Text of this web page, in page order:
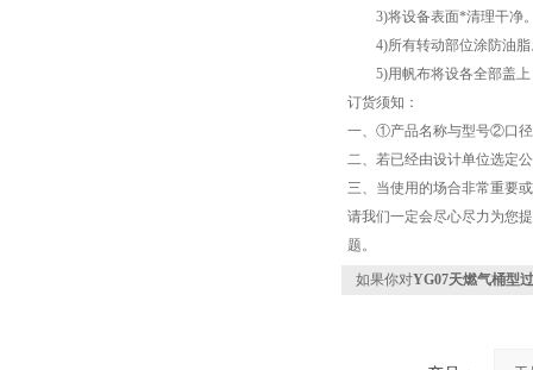
3)将设备表面*清理干净
4)所有转动部位涂防油脂
5)用帆布将设各全部盖上
订货须知：
一、①产品名称与型号②口
二、若已经由设计单位选定
三、当使用的场合非常重要
请我们一定会尽心尽力为您
题。
如果你对YG07天燃气桶型